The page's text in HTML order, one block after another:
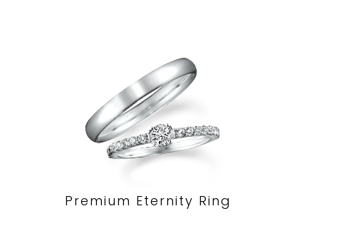
Premium Eternity Ring